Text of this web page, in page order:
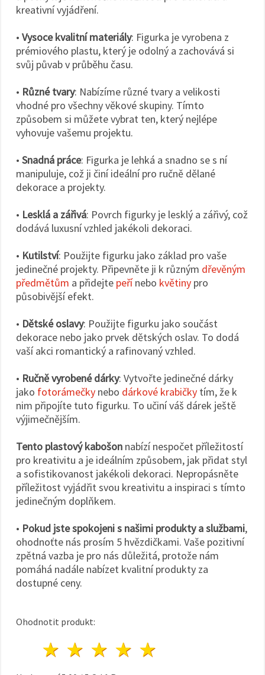
kreativní vyjádření.
• Vysoce kvalitní materiály: Figurka je vyrobena z
prémiového plastu, který je odolný a zachovává si
svůj půvab v průběhu času.
• Různé tvary: Nabízíme různé tvary a velikosti
vhodné pro všechny věkové skupiny. Tímto
způsobem si můžete vybrat ten, který nejlépe
vyhovuje vašemu projektu.
• Snadná práce: Figurka je lehká a snadno se s ní
manipuluje, což ji činí ideální pro ručně dělané
dekorace a projekty.
• Lesklá a zářivá: Povrch figurky je lesklý a zářivý, což
dodává luxusní vzhled jakékoli dekoraci.
• Kutilství: Použijte figurku jako základ pro vaše
jedinečné projekty. Připevněte ji k různým dřevěným
předmětům a přidejte peřínebo květiny pro
působivější efekt.
• Dětské oslavy: Použijte figurku jako součást
dekorace nebo jako prvek dětských oslav. To dodá
vaší akci romantický a rafinovaný vzhled.
• Ručně vyrobené dárky: Vytvořte jedinečné dárky
jako fotorámečky nebo dárkové krabičky tím, že k
nim připojíte tuto figurku. To učiní váš dárek ještě
výjimečnějším.
Tento plastový kabošon nabízí nespočet příležitostí
pro kreativitu a je ideálním způsobem, jak přidat styl
a sofistikovanost jakékoli dekoraci. Nepropásněte
příležitost vyjádřit svou kreativitu a inspiraci s tímto
jedinečným doplňkem.
• Pokud jste spokojeni s našimi produkty a službami,
ohodnoťte nás prosím 5 hvězdičkami. Vaše pozitivní
zpětná vazba je pro nás důležitá, protože nám
pomáhá nadále nabízet kvalitní produkty za
dostupné ceny.
Ohodnotit produkt:
4 hvězdy
3 hvězdy
2 hvězdy
1 hvězda